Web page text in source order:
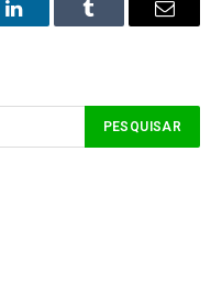
LinkedInTumblr Email